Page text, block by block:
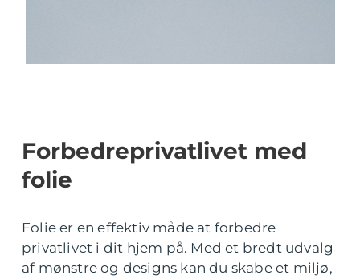
Forbedreprivatlivet med
folie
Folie er en effektiv måde at forbedre
privatlivet i dit hjem på. Med et bredt udvalg
af mønstre og designs kan du skabe et miljø,